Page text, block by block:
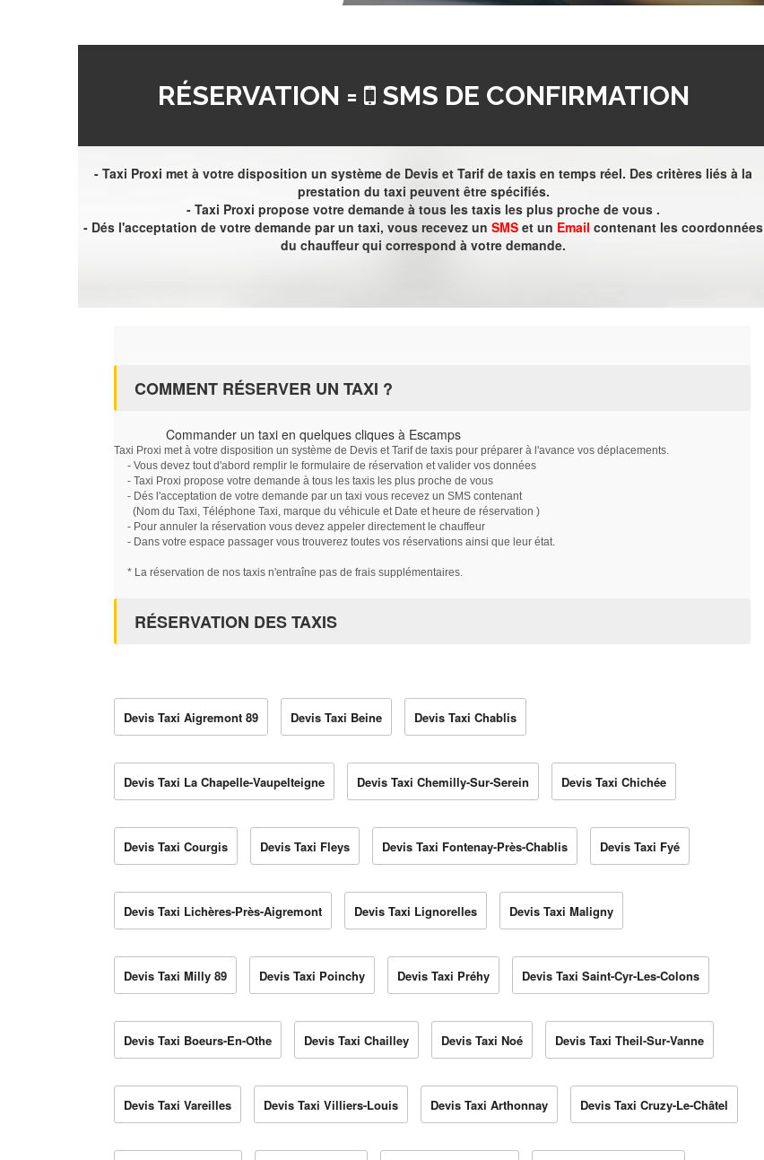
RÉSERVATION = SMS DE CONFIRMATION
- Taxi Proxi met à votre disposition un système de Devis et Tarif de taxis en temps réel. Des critères liés à la
prestation du taxi peuvent être spécifiés.
- Taxi Proxi propose votre demande à tous les taxis les plus proche de vous .
- Dés l'acceptation de votre demande par un taxi, vous recevez un SMS et un Email contenant les coordonnées
du chauffeur qui correspond à votre demande.
COMMENT RÉSERVER UN TAXI ?
Commander un taxi en quelques cliques à Escamps
Taxi Proxi met à votre disposition un système de Devis et Tarif de taxis pour préparer à l'avance vos déplacements.
- Vous devez tout d'abord remplir le formulaire de réservation et valider vos données
- Taxi Proxi propose votre demande à tous les taxis les plus proche de vous
- Dés l'acceptation de votre demande par un taxi vous recevez un SMS contenant
(Nom du Taxi, Téléphone Taxi, marque du véhicule et Date et heure de réservation )
- Pour annuler la réservation vous devez appeler directement le chauffeur
- Dans votre espace passager vous trouverez toutes vos réservations ainsi que leur état.
* La réservation de nos taxis n'entraîne pas de frais supplémentaires.
RÉSERVATION DES TAXIS
Devis Taxi Aigremont 89 Devis Taxi Beine Devis Taxi Chablis
Devis Taxi La Chapelle-Vaupelteigne Devis Taxi Chemilly-Sur-Serein Devis Taxi Chichée
Devis Taxi Courgis Devis Taxi Fleys Devis Taxi Fontenay-Près-Chablis Devis Taxi Fyé
Devis Taxi Lichères-Près-Aigremont Devis Taxi Lignorelles Devis Taxi Maligny
Devis Taxi Milly 89 Devis Taxi Poinchy Devis Taxi Préhy Devis Taxi Saint-Cyr-Les-Colons
Devis Taxi Boeurs-En-Othe Devis Taxi Chailley Devis Taxi Noé Devis Taxi Theil-Sur-Vanne
Devis Taxi Vareilles Devis Taxi Villiers-Louis Devis Taxi Arthonnay Devis Taxi Cruzy-Le-Châtel